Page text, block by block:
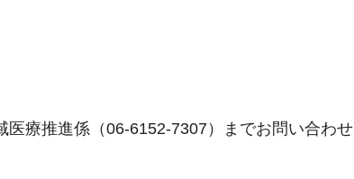
療推進係（06-6152-7307）までお問い合わせ